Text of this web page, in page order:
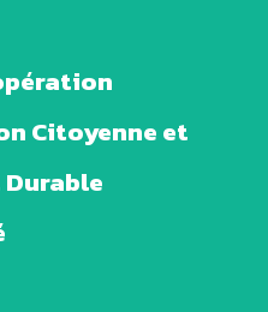
Citoyenne et